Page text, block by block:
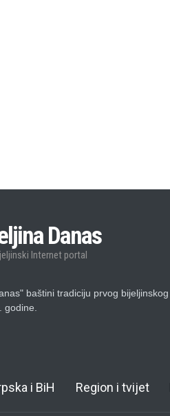
Danas
Internet portal
baštini tradiciju prvog
godine.
i BiH Region i tvijet